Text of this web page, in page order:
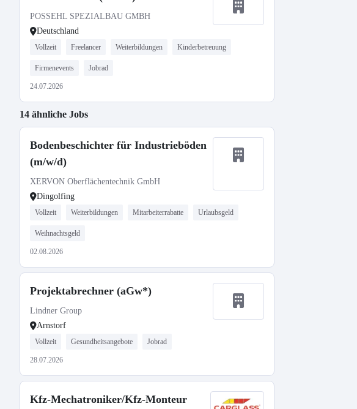
POSSEHL SPEZIALBAU GMBH
Deutschland
Vollzeit Freelancer Weiterbildungen Kinderbetreuung
Firmenevents Jobrad
24.07.2026
14 ähnliche Jobs
Bodenbeschichter für Industrieböden
(m/w/d)
XERVON Oberflächentechnik GmbH
Dingolfing
Vollzeit Weiterbildungen Mitarbeiterrabatte Urlaubsgeld
Weihnachtsgeld
02.08.2026
Projektabrechner (aGw*)
Lindner Group
Arnstorf
Vollzeit Gesundheitsangebote Jobrad
28.07.2026
Kfz-Mechatroniker/Kfz-Monteur